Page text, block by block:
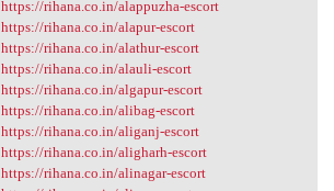
https://rihana.co.in/alappuzha-escort
https://rihana.co.in/alapur-escort
https://rihana.co.in/alathur-escort
https://rihana.co.in/alauli-escort
https://rihana.co.in/algapur-escort
https://rihana.co.in/alibag-escort
https://rihana.co.in/aliganj-escort
https://rihana.co.in/aligharh-escort
https://rihana.co.in/alinagar-escort